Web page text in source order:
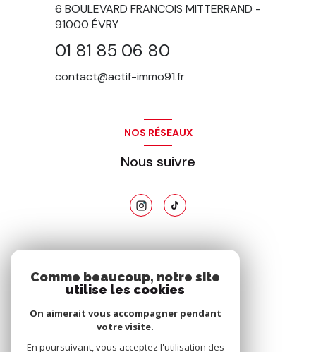
6 BOULEVARD FRANCOIS MITTERRAND -
91000 ÉVRY
01 81 85 06 80
contact@actif-immo91.fr
NOS RÉSEAUX
Nous suivre
Nous adhérons
Comme beaucoup, notre site
utilise les cookies
On aimerait vous accompagner pendant
votre visite.
En poursuivant, vous acceptez l'utilisation des